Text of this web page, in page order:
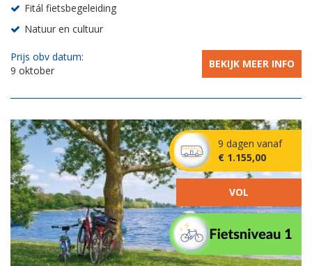
Fitál fietsbegeleiding
Natuur en cultuur
Prijs obv datum:
9 oktober
BEKIJK MEER INFO
9 dagen vanaf
€ 1.155,00
VOL